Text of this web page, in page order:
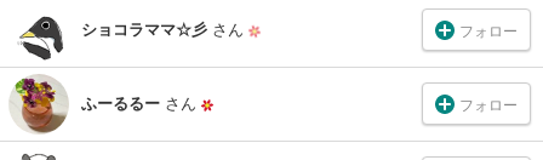
ショコラママ☆彡 さん フォロー
ふーるるー さん フォロー